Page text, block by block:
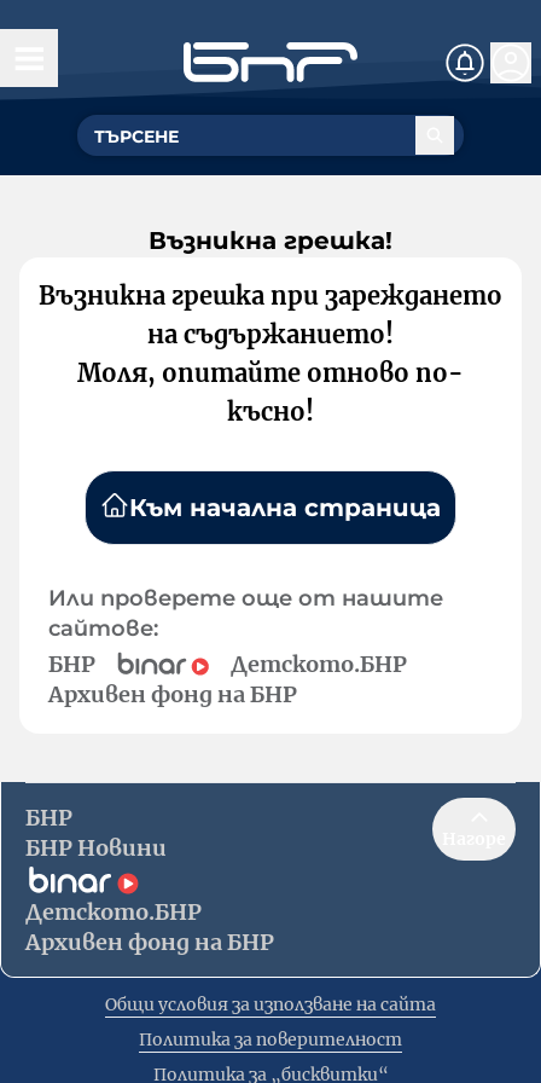
Възникна грешка!
Възникна грешка при зареждането
на съдържанието!
Моля, опитайте отново по-
късно!
Към начална страница
Или проверете още от нашите
сайтове:
БНР
Детското.БНР
Архивен фонд на БНР
БНР
БНР Новини
Детското.БНР
Архивен фонд на БНР
Общи условия за използване на сайта
Политика за поверителност
Политика за „бисквитки“